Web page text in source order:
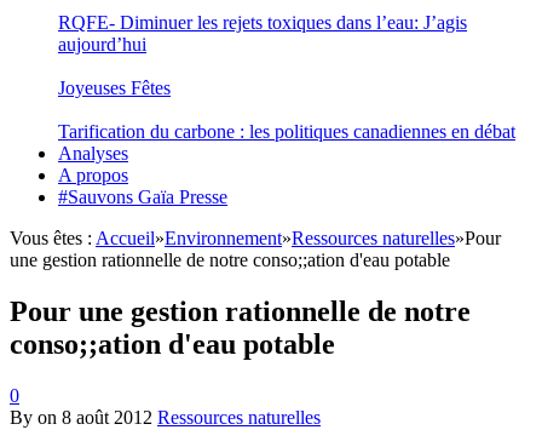
RQFE- Diminuer les rejets toxiques dans l’eau: J’agis
aujourd’hui
Joyeuses Fêtes
Tarification du carbone : les politiques canadiennes en débat
Analyses
A propos
#Sauvons Gaïa Presse
Vous êtes : Accueil»Environnement»Ressources naturelles»Pour
une gestion rationnelle de notre conso;;ation d'eau potable
Pour une gestion rationnelle de notre
conso;;ation d'eau potable
0
By on 8 août 2012 Ressources naturelles